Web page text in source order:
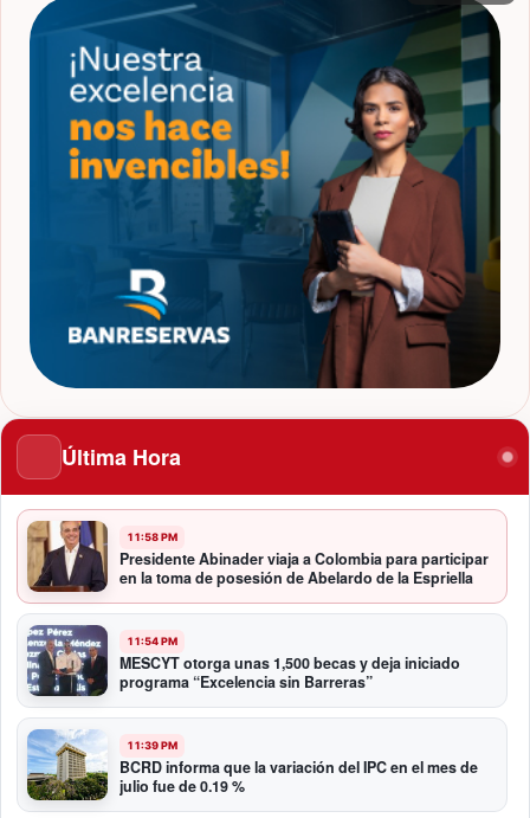
Última Hora
11:58 PM
Presidente Abinader viaja a Colombia para participar
en la toma de posesión de Abelardo de la Espriella
11:54 PM
MESCYT otorga unas 1,500 becas y deja iniciado
programa “Excelencia sin Barreras”
11:39 PM
BCRD informa que la variación del IPC en el mes de
julio fue de 0.19 %